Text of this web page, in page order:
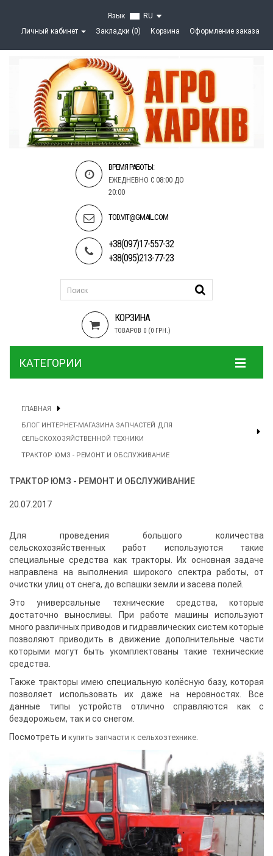
Язык
RU
Личный кабинет
Закладки (0) Корзина Оформление заказа
ВРЕМЯ РАБОТЫ:
ЕЖЕДНЕВНО С 08:00 ДО
20:00
TOD.VIT@GMAIL.COM
+38(097)17-557-32
+38(095)213-77-23
КОРЗИНА
ТОВАРОВ 0 (0 ГРН.)
КАТЕГОРИИ
ГЛАВНАЯ
БЛОГ ИНТЕРНЕТ-МАГАЗИНА ЗАПЧАСТЕЙ ДЛЯ
СЕЛЬСКОХОЗЯЙСТВЕННОЙ ТЕХНИКИ
ТРАКТОР ЮМЗ - РЕМОНТ И ОБСЛУЖИВАНИЕ
ТРАКТОР ЮМЗ - РЕМОНТ И ОБСЛУЖИВАНИЕ
20.07.2017
Для проведения большого количества
сельскохозяйственных работ используются такие
специальные средства как тракторы. Их основная задаче
направлена на выполнения широкого спектра работы, от
очистки улиц от снега, до вспашки земли и засева полей.
Это универсальные технические средства, которые
достаточно выносливы. При работе машины используют
много различных приводов и гидравлических систем которые
позволяют приводить в движение дополнительные части
которыми могут быть укомплектованы такие технические
средства.
Также тракторы имею специальную колёсную базу, которая
позволяет использовать их даже на неровностях. Все
данные типы устройств отлично справляются как с
бездорожьем, так и со снегом.
Посмотреть и купить запчасти к сельхозтехнике.